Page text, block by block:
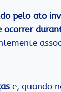
pelo ato
ocorrer
e, quando